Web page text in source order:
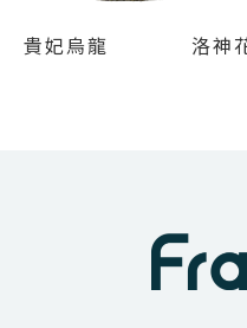
貴妃烏龍 洛神